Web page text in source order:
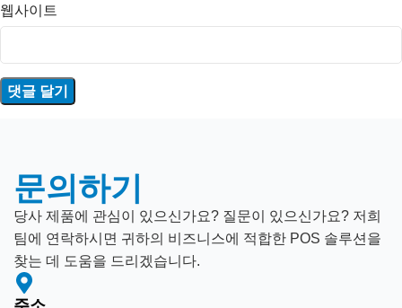
웹사이트
문의하기
당사 제품에 관심이 있으신가요? 질문이 있으신가요? 저희
팀에 연락하시면 귀하의 비즈니스에 적합한 POS 솔루션을
찾는 데 도움을 드리겠습니다.